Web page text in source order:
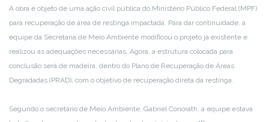
A obra é objeto de uma ação civil pública do Ministério Público Federal (MPF)
para recuperação de área de restinga impactada. Para dar continuidade, a
equipe da Secretaria de Meio Ambiente modificou o projeto já existente e
realizou as adequações necessárias. Agora, a estrutura colocada para
conclusão será de madeira, dentro do Plano de Recuperação de Áreas
Degradadas (PRAD), com o objetivo de recuperação direta da restinga.
Segundo o secretário de Meio Ambiente, Gabriel Conorath, a equipe estava